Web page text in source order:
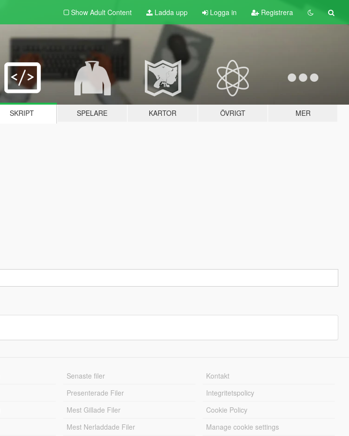
Show Adult Content Ladda upp Logga in Registrera
SKRIPT SPELARE KARTOR ÖVRIGT MER
Senaste filer
Presenterade Filer
Mest Gillade Filer
Mest Nerladdade Filer
Kontakt
Integritetspolicy
Cookie Policy
Manage cookie settings